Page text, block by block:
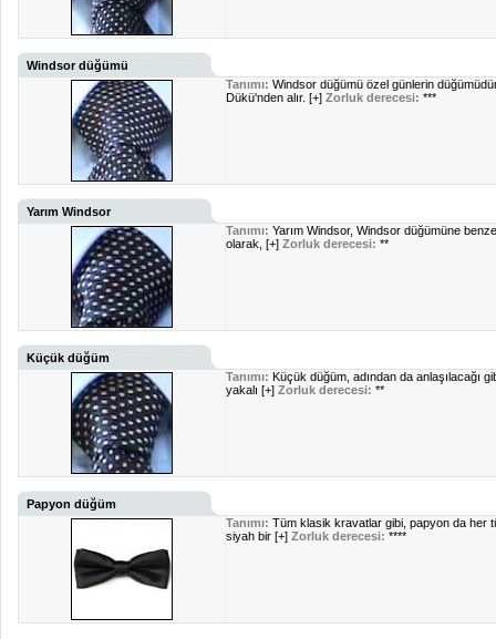
Windsor düğümü
Tanımı: Windsor düğümü özel günlerin
Dükü'nden alır. [+] Zorluk derecesi: ***
Yarım Windsor
Tanımı: Yarım Windsor, Windsor düğümüne
olarak, [+] Zorluk derecesi: **
Küçük düğüm
Tanımı: Küçük düğüm, adından da anlaşılacağı
yakalı [+] Zorluk derecesi: **
Papyon düğüm
Tanımı: Tüm klasik kravatlar gibi, papyon da her
siyah bir [+] Zorluk derecesi: ****